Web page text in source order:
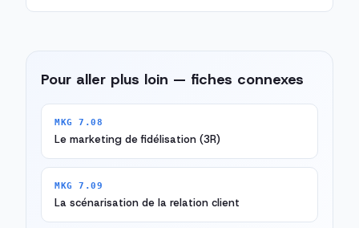
Pour aller plus loin — fiches connexes
MKG 7.08
Le marketing de fidélisation (3R)
MKG 7.09
La scénarisation de la relation client